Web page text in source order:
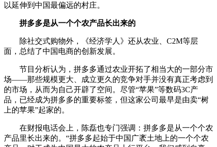
以延伸到中国最偏远的村庄。
拼多多是从一个个农产品长出来的
除社交式购物外，《经济学人》还从农业、C2M等层
面，总结了中国电商的创新发展。
节目分析认为，拼多多通过农业开拓了相当大的一部分市
场——那些规模更大、成立更久的竞争对手并没有真正考虑到
的市场，从而为自己开辟了空间。尽管“苹果”等数码3C产
品，已经成为拼多多的重要标签，但这家公司最早是由卖“树
上的苹果”起家的。
在财报电话会上，陈磊也专门强调：拼多多是从一个个农
产品里长出来的。“拼多多起始于中国广袤土地上的一个个农